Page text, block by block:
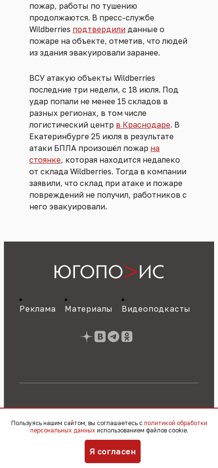
пожар, работы по тушению
продолжаются. В пресс-службе
Wildberries подтвердили данные о
пожаре на объекте, отметив, что людей
из здания эвакуировали заранее.
ВСУ атакую объекты Wildberries
последние три недели, с 18 июля. Под
удар попали не менее 15 складов в
разных регионах, в том числе
логистический центр в Краснодаре. В
Екатеринбурге 25 июля в результате
атаки БПЛА произошёл пожар на
стоянке, которая находится недалеко
от склада Wildberries. Тогда в компании
заявили, что склад при атаке и пожаре
повреждений не получил, работников с
него эвакуировали.
Реклама Материалы Видеоподкасты
Свидетельство о регистрации СМИ ЭЛ № ФС
77 - 89784 от 22.07.2025 г.Политика об
обработке персональных данных
© 2010 – 2026, OOO «Югополис» / 16+
Пользуясь нашим сайтом, вы соглашаетесь с политикой обработки
персональных данных использованием файлов cookie.
Я согласен